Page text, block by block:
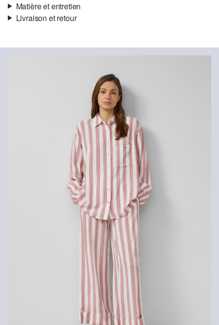
Matière et entretien
Livraison et retour
Ta commande sera expédiée par Colissimo dans un délai de 4 à 5
Tu peux nous renvoyer tes articles gratuitement dans un délai de
14 jours. Nous prenons en charge les frais de retour. Si tu
possèdes notre s.Oliver Card, tu peux même retourner les articles
gratuitement dans les 30 jours.